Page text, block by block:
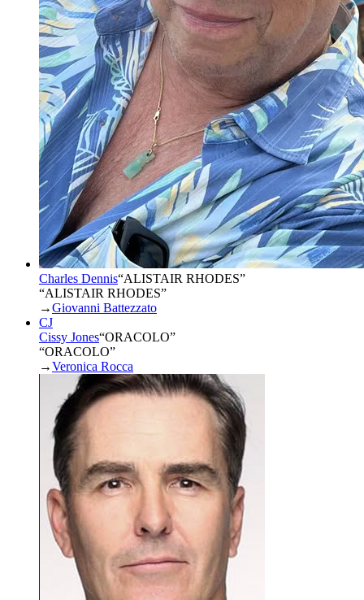
Charles Dennis“ALISTAIR RHODES”
“ALISTAIR RHODES”
→Giovanni Battezzato
CJ
Cissy Jones“ORACOLO”
“ORACOLO”
→Veronica Rocca